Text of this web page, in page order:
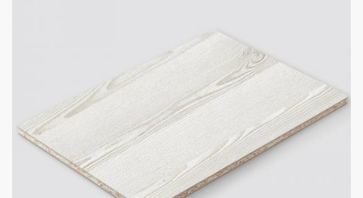
Prebiehajúce akcie
Kontakt
Kuchynské štúdio Bratislava